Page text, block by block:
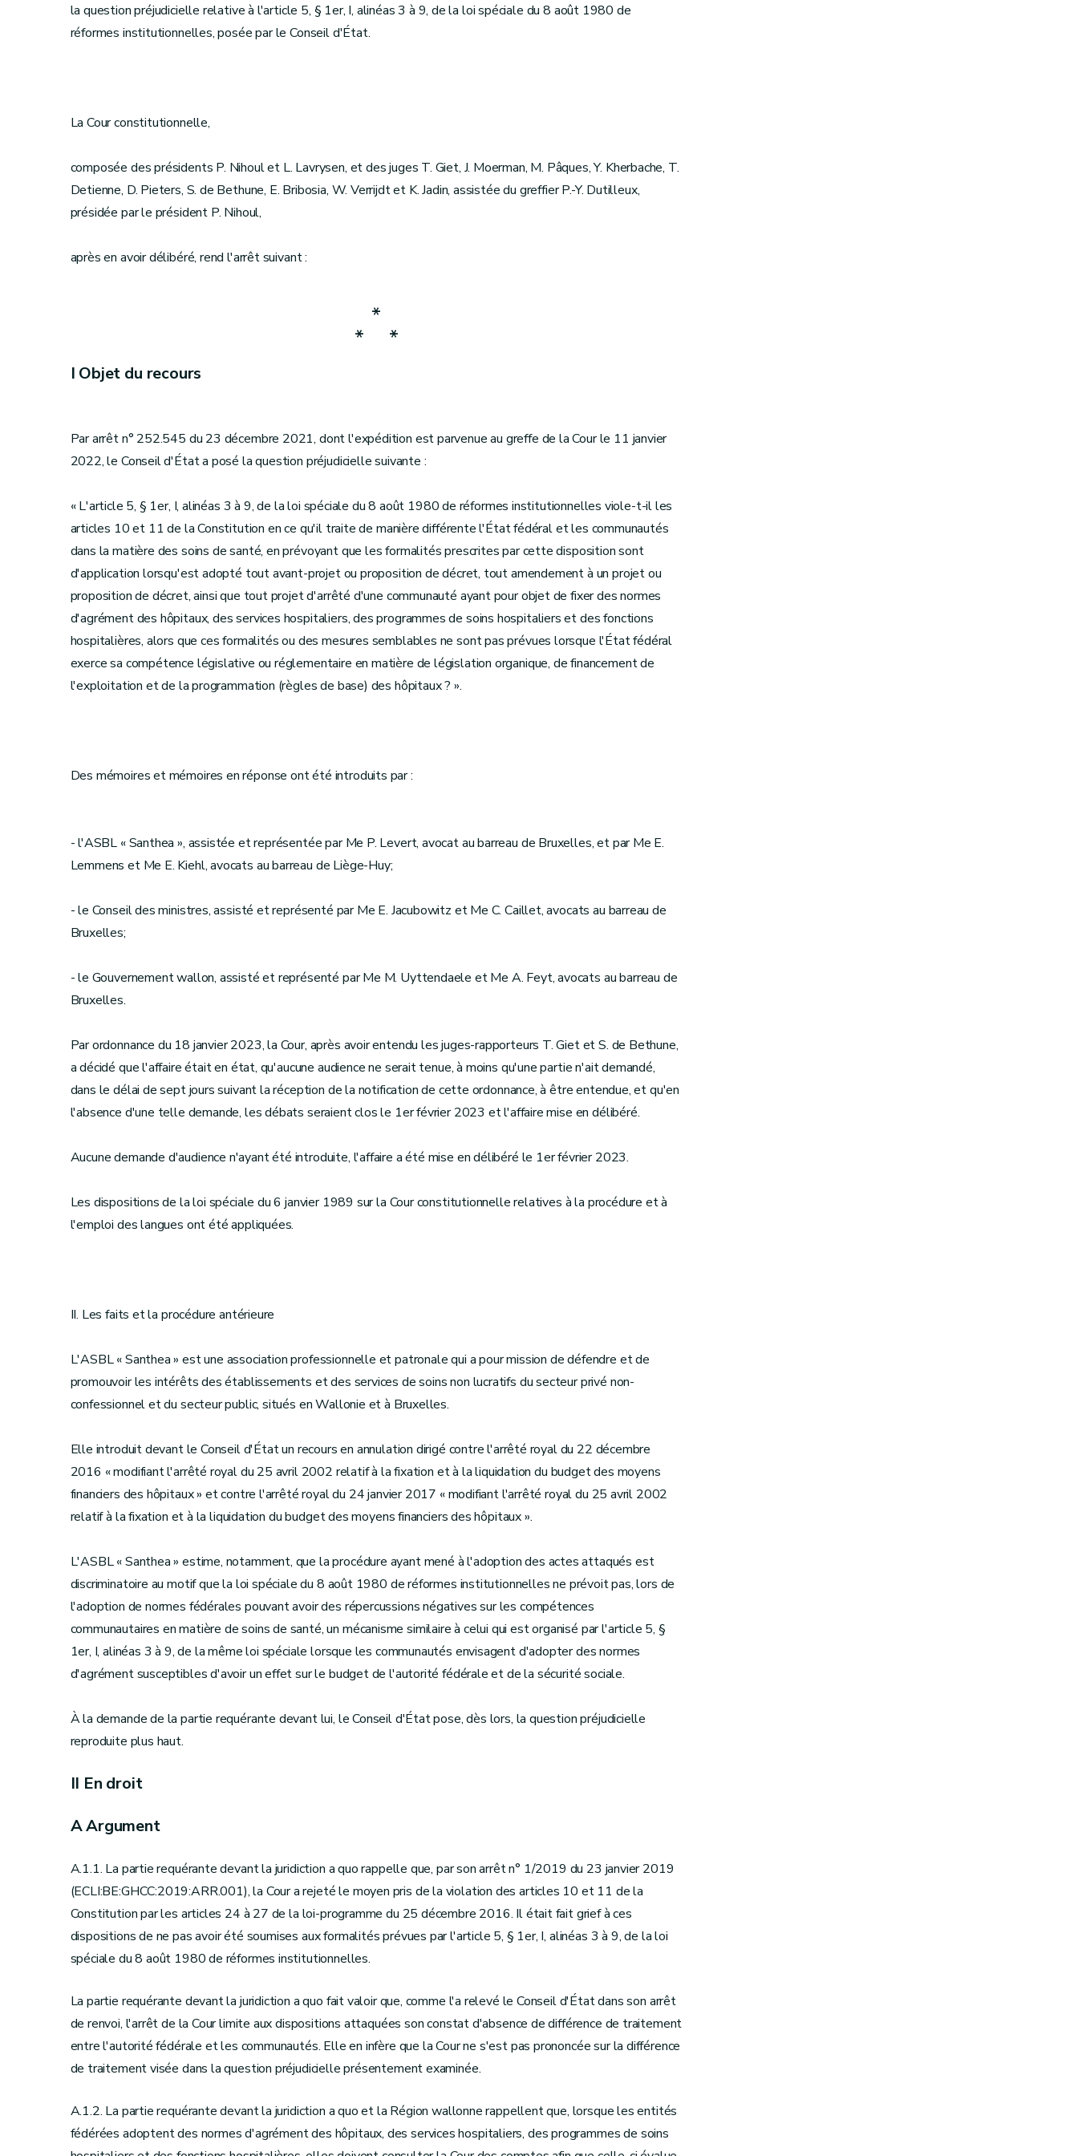
la question préjudicielle relative à l'article 5, § 1er, I, alinéas 3 à 9, de la loi spéciale du 8 août 1980 de
réformes institutionnelles, posée par le Conseil d'État.
La Cour constitutionnelle,
composée des présidents P. Nihoul et L. Lavrysen, et des juges T. Giet, J. Moerman, M. Pâques, Y. Kherbache, T.
Detienne, D. Pieters, S. de Bethune, E. Bribosia, W. Verrijdt et K. Jadin, assistée du greffier P.-Y. Dutilleux,
présidée par le président P. Nihoul,
après en avoir délibéré, rend l'arrêt suivant :
*
*
*
I Objet du recours
Par arrêt n° 252.545 du 23 décembre 2021, dont l'expédition est parvenue au greffe de la Cour le 11 janvier
2022, le Conseil d'État a posé la question préjudicielle suivante :
« L'article 5, § 1er, I, alinéas 3 à 9, de la loi spéciale du 8 août 1980 de réformes institutionnelles viole-t-il les
articles 10 et 11 de la Constitution en ce qu'il traite de manière différente l'État fédéral et les communautés
dans la matière des soins de santé, en prévoyant que les formalités prescrites par cette disposition sont
d'application lorsqu'est adopté tout avant-projet ou proposition de décret, tout amendement à un projet ou
proposition de décret, ainsi que tout projet d'arrêté d'une communauté ayant pour objet de fixer des normes
d'agrément des hôpitaux, des services hospitaliers, des programmes de soins hospitaliers et des fonctions
hospitalières, alors que ces formalités ou des mesures semblables ne sont pas prévues lorsque l'État fédéral
exerce sa compétence législative ou réglementaire en matière de législation organique, de financement de
l'exploitation et de la programmation (règles de base) des hôpitaux ? ».
Des mémoires et mémoires en réponse ont été introduits par :
- l'ASBL « Santhea », assistée et représentée par Me P. Levert, avocat au barreau de Bruxelles, et par Me E.
Lemmens et Me E. Kiehl, avocats au barreau de Liège-Huy;
- le Conseil des ministres, assisté et représenté par Me E. Jacubowitz et Me C. Caillet, avocats au barreau de
Bruxelles;
- le Gouvernement wallon, assisté et représenté par Me M. Uyttendaele et Me A. Feyt, avocats au barreau de
Bruxelles.
Par ordonnance du 18 janvier 2023, la Cour, après avoir entendu les juges-rapporteurs T. Giet et S. de Bethune,
a décidé que l'affaire était en état, qu'aucune audience ne serait tenue, à moins qu'une partie n'ait demandé,
dans le délai de sept jours suivant la réception de la notification de cette ordonnance, à être entendue, et qu'en
l'absence d'une telle demande, les débats seraient clos le 1er février 2023 et l'affaire mise en délibéré.
Aucune demande d'audience n'ayant été introduite, l'affaire a été mise en délibéré le 1er février 2023.
Les dispositions de la loi spéciale du 6 janvier 1989 sur la Cour constitutionnelle relatives à la procédure et à
l'emploi des langues ont été appliquées.
II. Les faits et la procédure antérieure
L'ASBL « Santhea » est une association professionnelle et patronale qui a pour mission de défendre et de
promouvoir les intérêts des établissements et des services de soins non lucratifs du secteur privé non-
confessionnel et du secteur public, situés en Wallonie et à Bruxelles.
Elle introduit devant le Conseil d'État un recours en annulation dirigé contre l'arrêté royal du 22 décembre
2016 « modifiant l'arrêté royal du 25 avril 2002 relatif à la fixation et à la liquidation du budget des moyens
financiers des hôpitaux » et contre l'arrêté royal du 24 janvier 2017 « modifiant l'arrêté royal du 25 avril 2002
relatif à la fixation et à la liquidation du budget des moyens financiers des hôpitaux ».
L'ASBL « Santhea » estime, notamment, que la procédure ayant mené à l'adoption des actes attaqués est
discriminatoire au motif que la loi spéciale du 8 août 1980 de réformes institutionnelles ne prévoit pas, lors de
l'adoption de normes fédérales pouvant avoir des répercussions négatives sur les compétences
communautaires en matière de soins de santé, un mécanisme similaire à celui qui est organisé par l'article 5, §
1er, I, alinéas 3 à 9, de la même loi spéciale lorsque les communautés envisagent d'adopter des normes
d'agrément susceptibles d'avoir un effet sur le budget de l'autorité fédérale et de la sécurité sociale.
À la demande de la partie requérante devant lui, le Conseil d'État pose, dès lors, la question préjudicielle
reproduite plus haut.
II En droit
A Argument
A.1.1. La partie requérante devant la juridiction a quo rappelle que, par son arrêt n° 1/2019 du 23 janvier 2019
(ECLI:BE:GHCC:2019:ARR.001), la Cour a rejeté le moyen pris de la violation des articles 10 et 11 de la
Constitution par les articles 24 à 27 de la loi-programme du 25 décembre 2016. Il était fait grief à ces
dispositions de ne pas avoir été soumises aux formalités prévues par l'article 5, § 1er, I, alinéas 3 à 9, de la loi
spéciale du 8 août 1980 de réformes institutionnelles.
La partie requérante devant la juridiction a quo fait valoir que, comme l'a relevé le Conseil d'État dans son arrêt
de renvoi, l'arrêt de la Cour limite aux dispositions attaquées son constat d'absence de différence de traitement
entre l'autorité fédérale et les communautés. Elle en infère que la Cour ne s'est pas prononcée sur la différence
de traitement visée dans la question préjudicielle présentement examinée.
A.1.2. La partie requérante devant la juridiction a quo et la Région wallonne rappellent que, lorsque les entités
fédérées adoptent des normes d'agrément des hôpitaux, des services hospitaliers, des programmes de soins